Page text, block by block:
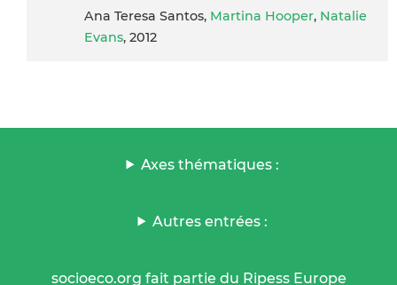
Ana Teresa Santos, Martina Hooper, Natalie
Evans, 2012
Axes thématiques :
Autres entrées :
socioeco.org fait partie du Ripess Europe